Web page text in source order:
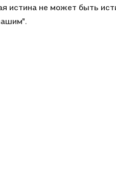
истина не может быть